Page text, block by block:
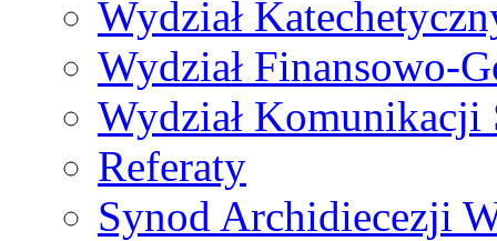
Wydział
Wydział Finansowo-
Wydział Komunikacji
Referaty
Synod Archidiecezji